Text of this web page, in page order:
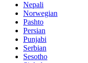
Nepali
Norwegian
Pashto
Persian
Punjabi
Serbian
Sesotho